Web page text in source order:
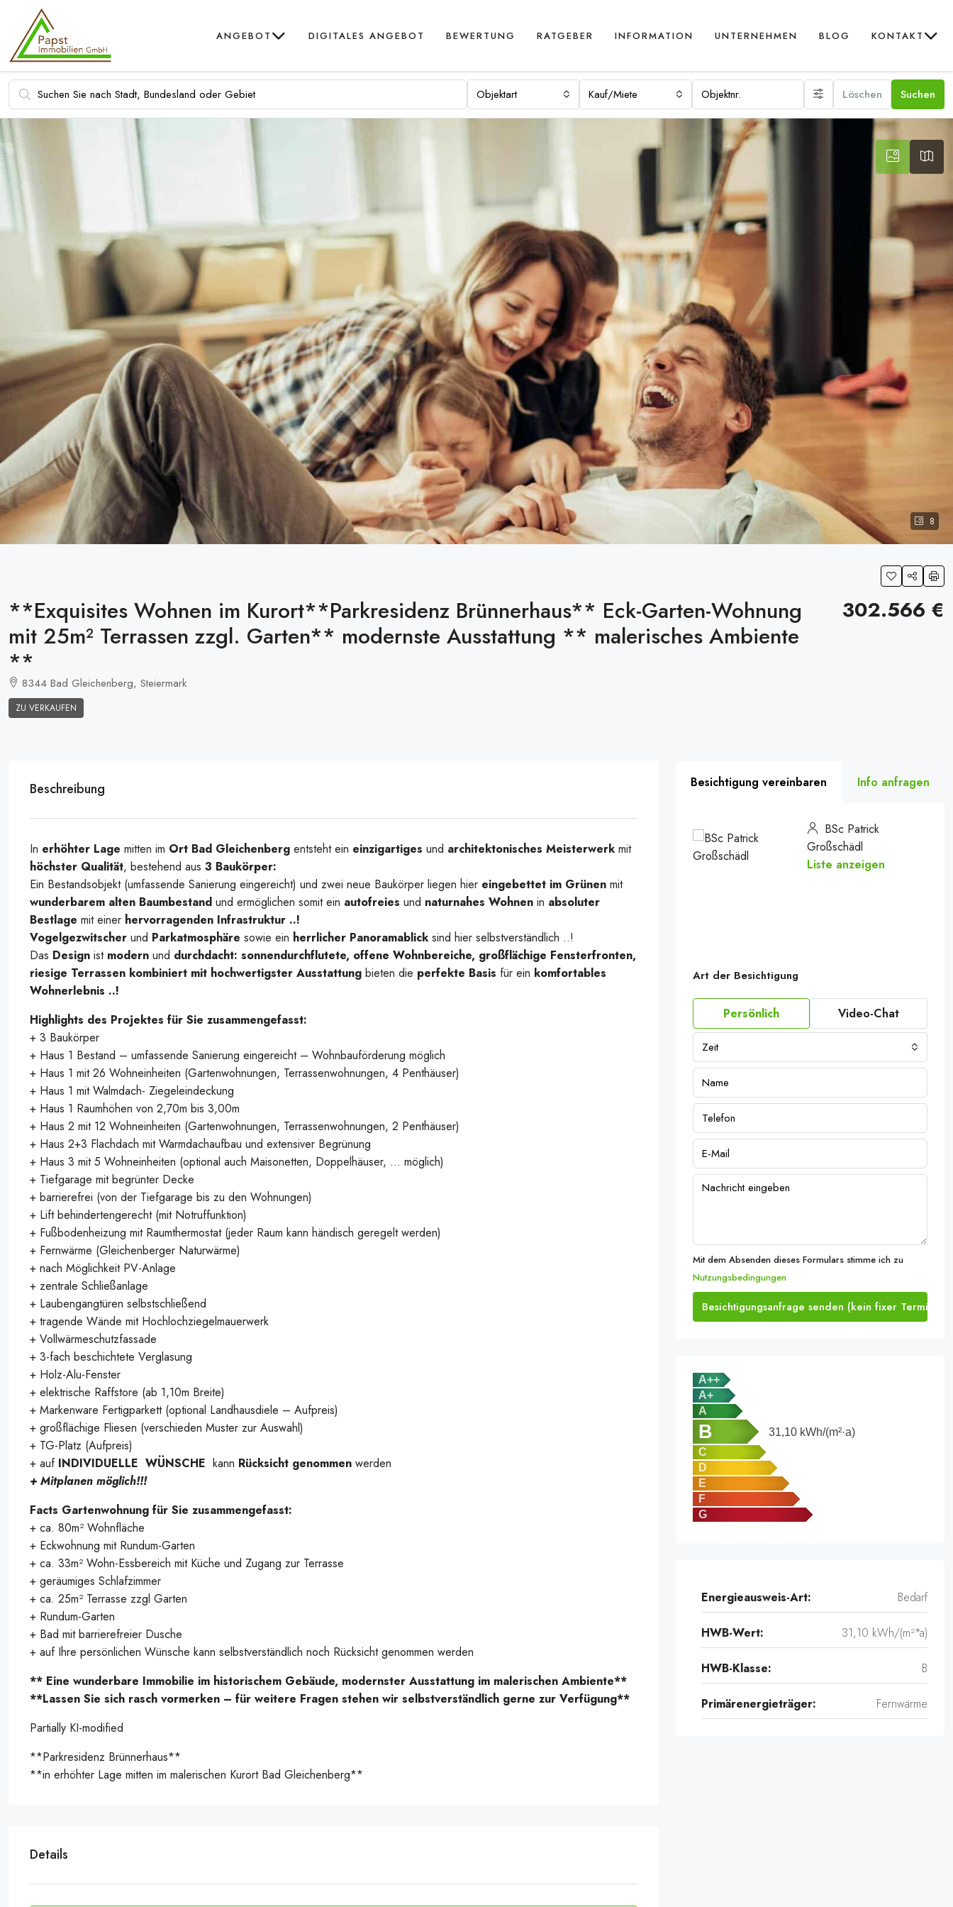
ANGEBOT DIGITALES ANGEBOT BEWERTUNG RATGEBER INFORMATION UNTERNEHMEN BLOG KONTAKT
Objektart Kauf/Miete Löschen Suchen
8
Symbolbild
**Exquisites Wohnen im Kurort**Parkresidenz Brünnerhaus** Eck-Garten-Wohnung
mit 25m² Terrassen zzgl. Garten** modernste Ausstattung ** malerisches Ambiente
**
8344 Bad Gleichenberg, Steiermark
ZU VERKAUFEN
302.566 €
Beschreibung
In erhöhter Lage mitten im Ort Bad Gleichenberg entsteht ein einzigartiges und architektonisches Meisterwerk mit
höchster Qualität, bestehend aus 3 Baukörper:
Ein Bestandsobjekt (umfassende Sanierung eingereicht) und zwei neue Baukörper liegen hier eingebettet im Grünen mit
wunderbarem alten Baumbestand und ermöglichen somit ein autofreies und naturnahes Wohnen in absoluter
Bestlage mit einer hervorragenden Infrastruktur ..!
Vogelgezwitscher und Parkatmosphäre sowie ein herrlicher Panoramablick sind hier selbstverständlich ..!
Das Design ist modern und durchdacht: sonnendurchflutete, offene Wohnbereiche, großflächige Fensterfronten,
riesige Terrassen kombiniert mit hochwertigster Ausstattung bieten die perfekte Basis für ein komfortables
Wohnerlebnis ..!
Highlights des Projektes für Sie zusammengefasst:
+ 3 Baukörper
+ Haus 1 Bestand – umfassende Sanierung eingereicht – Wohnbauförderung möglich
+ Haus 1 mit 26 Wohneinheiten (Gartenwohnungen, Terrassenwohnungen, 4 Penthäuser)
+ Haus 1 mit Walmdach- Ziegeleindeckung
+ Haus 1 Raumhöhen von 2,70m bis 3,00m
+ Haus 2 mit 12 Wohneinheiten (Gartenwohnungen, Terrassenwohnungen, 2 Penthäuser)
+ Haus 2+3 Flachdach mit Warmdachaufbau und extensiver Begrünung
+ Haus 3 mit 5 Wohneinheiten (optional auch Maisonetten, Doppelhäuser, … möglich)
+ Tiefgarage mit begrünter Decke
+ barrierefrei (von der Tiefgarage bis zu den Wohnungen)
+ Lift behindertengerecht (mit Notruffunktion)
+ Fußbodenheizung mit Raumthermostat (jeder Raum kann händisch geregelt werden)
+ Fernwärme (Gleichenberger Naturwärme)
+ nach Möglichkeit PV-Anlage
+ zentrale Schließanlage
+ Laubengangtüren selbstschließend
+ tragende Wände mit Hochlochziegelmauerwerk
+ Vollwärmeschutzfassade
+ 3-fach beschichtete Verglasung
+ Holz-Alu-Fenster
+ elektrische Raffstore (ab 1,10m Breite)
+ Markenware Fertigparkett (optional Landhausdiele – Aufpreis)
+ großflächige Fliesen (verschieden Muster zur Auswahl)
+ TG-Platz (Aufpreis)
+ auf INDIVIDUELLE WÜNSCHE kann Rücksicht genommen werden
+ Mitplanen möglich!!!
Facts Gartenwohnung für Sie zusammengefasst:
+ ca. 80m² Wohnfläche
+ Eckwohnung mit Rundum-Garten
+ ca. 33m² Wohn-Essbereich mit Küche und Zugang zur Terrasse
+ geräumiges Schlafzimmer
+ ca. 25m² Terrasse zzgl Garten
+ Rundum-Garten
+ Bad mit barrierefreier Dusche
+ auf Ihre persönlichen Wünsche kann selbstverständlich noch Rücksicht genommen werden
** Eine wunderbare Immobilie im historischem Gebäude, modernster Ausstattung im malerischen Ambiente**
**Lassen Sie sich rasch vormerken – für weitere Fragen stehen wir selbstverständlich gerne zur Verfügung**
Partially KI-modified
**Parkresidenz Brünnerhaus**
**in erhöhter Lage mitten im malerischen Kurort Bad Gleichenberg**
Details
Besichtigung vereinbaren Info anfragen
BSc Patrick
Großschädl
Liste anzeigen
Art der Besichtigung
Persönlich Video-Chat
Zeit
Mit dem Absenden dieses Formulars stimme ich zu
Nutzungsbedingungen
Besichtigungsanfrage senden (kein fixer Termin)
A++
A+
A
B 31,10 kWh/(m²·a)
C
D
E
F
G
Energieausweis-Art: Bedarf
HWB-Wert: 31,10 kWh/(m²*a)
HWB-Klasse: B
Primärenergieträger: Fernwärme